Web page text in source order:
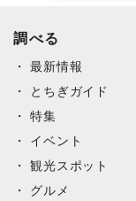
調べる
最新情報
とちぎガイド
特集
イベント
観光スポット
グルメ